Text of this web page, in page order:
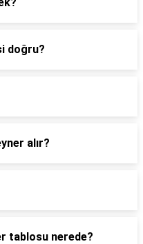
doğru?
alır?
tablosu nerede?